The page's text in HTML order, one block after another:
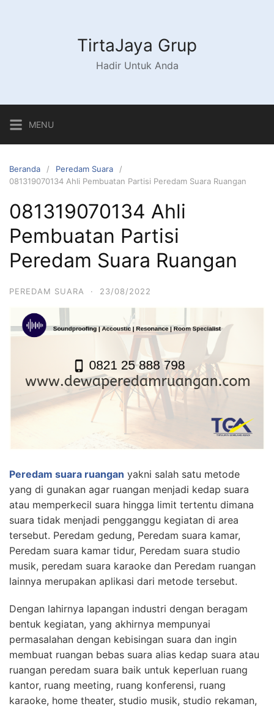
TirtaJaya Grup
Hadir Untuk Anda
MENU
Beranda
Peredam Suara
081319070134 Ahli Pembuatan Partisi Peredam Suara Ruangan
081319070134 Ahli
Pembuatan Partisi
Peredam Suara Ruangan
PEREDAM SUARA · 23/08/2022
Peredam suara ruangan yakni salah satu metode
yang di gunakan agar ruangan menjadi kedap suara
atau memperkecil suara hingga limit tertentu dimana
suara tidak menjadi pengganggu kegiatan di area
tersebut. Peredam gedung, Peredam suara kamar,
Peredam suara kamar tidur, Peredam suara studio
musik, peredam suara karaoke dan Peredam ruangan
lainnya merupakan aplikasi dari metode tersebut.
Dengan lahirnya lapangan industri dengan beragam
bentuk kegiatan, yang akhirnya mempunyai
permasalahan dengan kebisingan suara dan ingin
membuat ruangan bebas suara alias kedap suara atau
ruangan peredam suara baik untuk keperluan ruang
kantor, ruang meeting, ruang konferensi, ruang
karaoke, home theater, studio musik, studio rekaman,